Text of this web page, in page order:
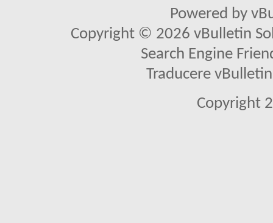
Powered by
Copyright © 2026 vBulletin
Search Engine
Traducere
Copyright